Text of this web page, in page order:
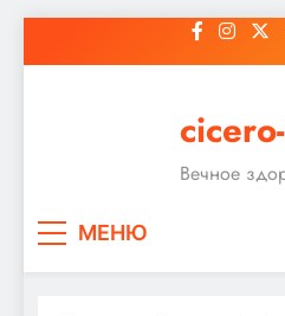
к
Вечное
МЕНЮ